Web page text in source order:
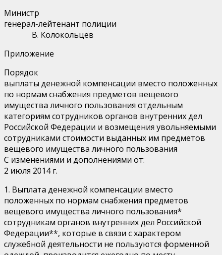
Министр
генерал-лейтенант полиции
В. Колокольцев
Приложение
Порядок
выплаты денежной компенсации вместо положенных
по нормам снабжения предметов вещевого
имущества личного пользования отдельным
категориям сотрудников органов внутренних дел
Российской Федерации и возмещения увольняемыми
сотрудниками стоимости выданных им предметов
вещевого имущества личного пользования
С изменениями и дополнениями от:
2 июля 2014 г.
1. Выплата денежной компенсации вместо
положенных по нормам снабжения предметов
вещевого имущества личного пользования*
сотрудникам органов внутренних дел Российской
Федерации**, которые в связи с характером
служебной деятельности не пользуются форменной